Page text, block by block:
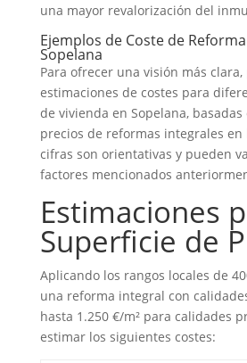
una mayor revalorización del
Ejemplos de Coste de
Sopelana
Para ofrecer una visión más
estimaciones de costes para
de vivienda en Sopelana,
precios de reformas integrales en
cifras son orientativas y pueden
factores mencionados
Estimaciones
Superficie de
Aplicando los rangos locales de
una reforma integral con
hasta 1.250 €/m² para calidades
estimar los siguientes costes: